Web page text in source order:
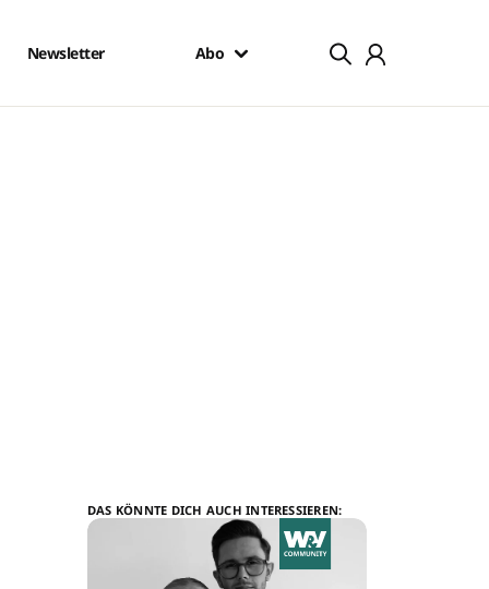
Newsletter Abo
DAS KÖNNTE DICH AUCH INTERESSIEREN: